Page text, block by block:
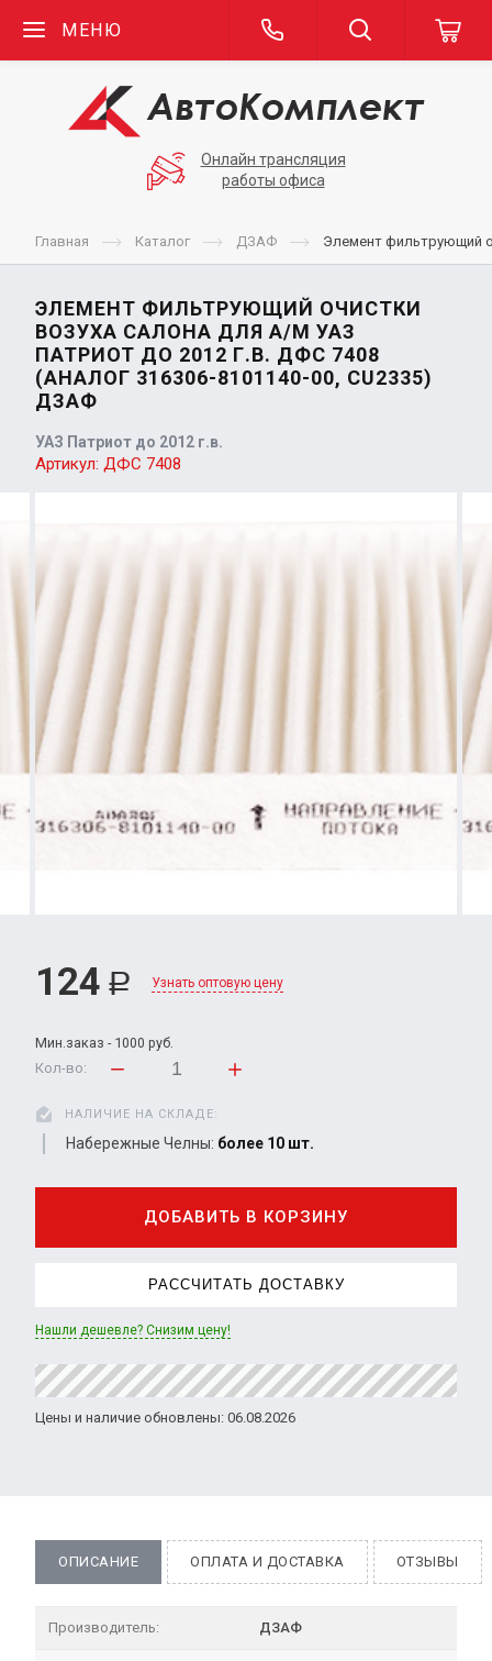
МЕНЮ
Онлайн трансляция
работы офиса
Главная Каталог ДЗАФ Элемент фильтрующий
ЭЛЕМЕНТ ФИЛЬТРУЮЩИЙ ОЧИСТКИ
ВОЗУХА САЛОНА ДЛЯ А/М УАЗ
ПАТРИОТ ДО 2012 Г.В. ДФС 7408
(АНАЛОГ 316306-8101140-00, CU2335)
ДЗАФ
УАЗ Патриот до 2012 г.в.
Артикул: ДФС 7408
124 Р Узнать оптовую цену
Мин.заказ - 1000 руб.
Кол-во:
НАЛИЧИЕ НА СКЛАДЕ:
Набережные Челны: более 10 шт.
ДОБАВИТЬ В КОРЗИНУ
РАССЧИТАТЬ ДОСТАВКУ
Нашли дешевле? Снизим цену!
Цены и наличие обновлены: 06.08.2026
ОПИСАНИЕ ОПЛАТА И ДОСТАВКА ОТЗЫВЫ
Производитель: ДЗАФ